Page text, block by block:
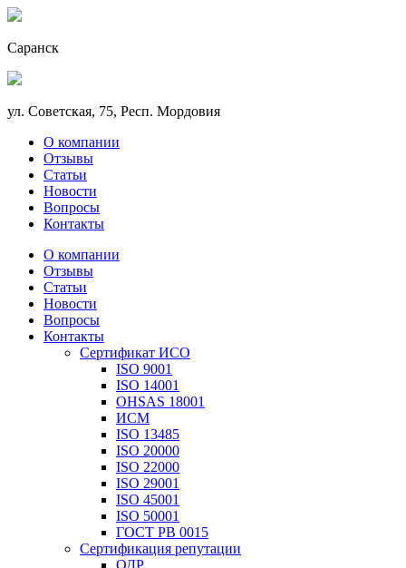
Саранск
ул. Советская, 75, Респ. Мордовия
О компании
Отзывы
Статьи
Новости
Вопросы
Контакты
О компании
Отзывы
Статьи
Новости
Вопросы
Контакты
Сертификат ИСО
ISO 9001
ISO 14001
OHSAS 18001
ИСМ
ISO 13485
ISO 20000
ISO 22000
ISO 29001
ISO 45001
ISO 50001
ГОСТ РВ 0015
Сертификация репутации
ОДР